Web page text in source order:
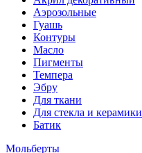
Аэрозольные
Гуашь
Контуры
Масло
Пигменты
Темпера
Эбру
Для ткани
Для стекла и керамики
Батик
Мольберты